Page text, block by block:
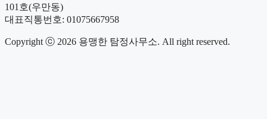
101호(우만동)
대표직통번호: 01075667958
Copyright ⓒ 2026 용맹한 탐정사무소. All right reserved.